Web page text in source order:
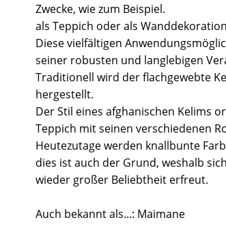
Zwecke, wie zum Beispiel.
als Teppich oder als
Diese vielfältigen
seiner robusten und langlebigen
Traditionell wird der flachgewebte
hergestellt.
Der Stil eines afghanischen Kelims
Teppich mit seinen verschiedenen
Heutezutage werden knallbunte
dies ist auch der Grund, weshalb
wieder großer Beliebtheit erfreut.
Auch bekannt als...: Maimane